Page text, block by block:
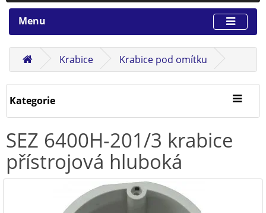
Menu
Krabice Krabice pod omítku
Kategorie
SEZ 6400H-201/3 krabice
přístrojová hluboká